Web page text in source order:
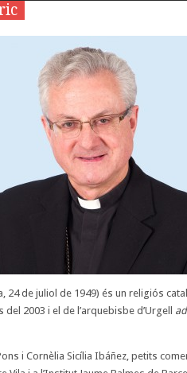
24 de juliol de 1949) és un religiós
2003 i el de l’arquebisbe d’Urgell
i Cornèlia Sicília Ibáñez, petits